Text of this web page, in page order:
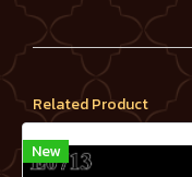
Related Product
New